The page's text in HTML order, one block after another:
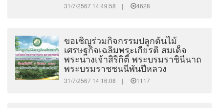
31/7/2567 14:49:58 | 4628
ขอเชิญร่วมกิจกรรมปลูกต้นไม้
เศรษฐกิจเฉลิมพระเกียรติ สมเด็จ
พระนางเจ้าสิริกิติ์ พระบรมราชินีนาถ
พระบรมราชชนนีพันปีหลวง
31/7/2567 14:16:08 | 1117